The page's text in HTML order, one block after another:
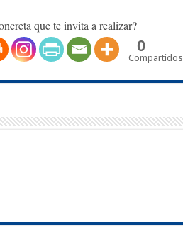
que te invita a realizar?
0
Compartidos